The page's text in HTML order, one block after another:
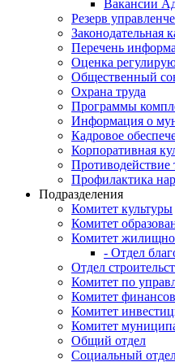
Вакансии
Резерв
Законодательная
Перечень
Оценка
Общественный
Охрана труда
Программы
Информация о
Кадровое
Корпоративная
Противодействие
Профилактика
Подразделения
Комитет культуры
Комитет
Комитет
- Отдел
Отдел
Комитет по
Комитет финансов
Комитет
Комитет
Общий отдел
Социальный